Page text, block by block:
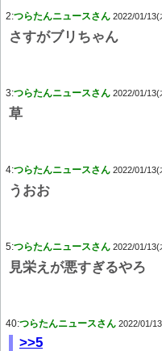
2:つらたんニュースさん 2022/01/13(
さすがブリちゃん
3:つらたんニュースさん 2022/01/13(
草
4:つらたんニュースさん 2022/01/13(
うおお
5:つらたんニュースさん 2022/01/13(
見栄えが悪すぎるやろ
40:つらたんニュースさん 2022/01/
>>5